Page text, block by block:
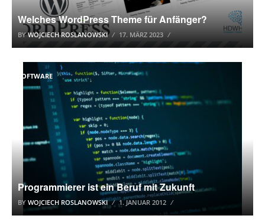
Welches WordPress Theme für Anfänger?
BYWOJCIECH ROSLANOWSKI 17. MÄRZ 2023
SOFTWARE
Programmierer ist ein Beruf mit Zukunft
BY WOJCIECH ROSLANOWSKI 1. JANUAR 2012